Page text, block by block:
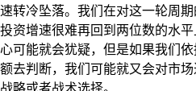
速转冷坠落。我们在对这一轮周
投资增速很难再回到两位数的水
心可能就会犹疑，但是如果我们
额去判断，我们可能就又会对市